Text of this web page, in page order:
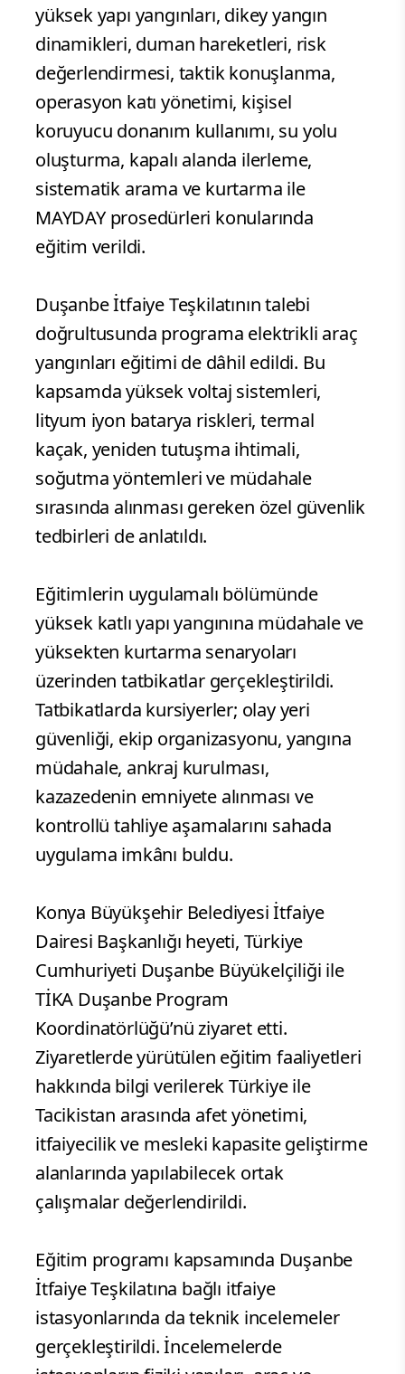
yüksek yapı yangınları, dikey yangın
dinamikleri, duman hareketleri, risk
değerlendirmesi, taktik konuşlanma,
operasyon katı yönetimi, kişisel
koruyucu donanım kullanımı, su yolu
oluşturma, kapalı alanda ilerleme,
sistematik arama ve kurtarma ile
MAYDAY prosedürleri konularında
eğitim verildi.
Duşanbe İtfaiye Teşkilatının talebi
doğrultusunda programa elektrikli araç
yangınları eğitimi de dâhil edildi. Bu
kapsamda yüksek voltaj sistemleri,
lityum iyon batarya riskleri, termal
kaçak, yeniden tutuşma ihtimali,
soğutma yöntemleri ve müdahale
sırasında alınması gereken özel güvenlik
tedbirleri de anlatıldı.
Eğitimlerin uygulamalı bölümünde
yüksek katlı yapı yangınına müdahale ve
yüksekten kurtarma senaryoları
üzerinden tatbikatlar gerçekleştirildi.
Tatbikatlarda kursiyerler; olay yeri
güvenliği, ekip organizasyonu, yangına
müdahale, ankraj kurulması,
kazazedenin emniyete alınması ve
kontrollü tahliye aşamalarını sahada
uygulama imkânı buldu.
Konya Büyükşehir Belediyesi İtfaiye
Dairesi Başkanlığı heyeti, Türkiye
Cumhuriyeti Duşanbe Büyükelçiliği ile
TİKA Duşanbe Program
Koordinatörlüğü’nü ziyaret etti.
Ziyaretlerde yürütülen eğitim faaliyetleri
hakkında bilgi verilerek Türkiye ile
Tacikistan arasında afet yönetimi,
itfaiyecilik ve mesleki kapasite geliştirme
alanlarında yapılabilecek ortak
çalışmalar değerlendirildi.
Eğitim programı kapsamında Duşanbe
İtfaiye Teşkilatına bağlı itfaiye
istasyonlarında da teknik incelemeler
gerçekleştirildi. İncelemelerde